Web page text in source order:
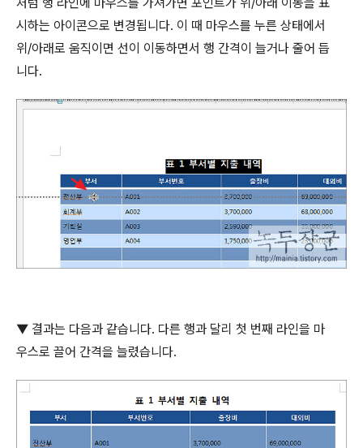
시하는 아이콘으로 변경됩니다. 이 때 마우스를 누른 상태에서
위 /아래로 움직이면 선이 이동하면서 행 간격이 늘거나 줄어 듭
니다.
▼ 결과는 다음과 같습니다. 다른 행과 달리 첫 번째 라인을 마
우스로 끌어 간격을 늘렸습니다.